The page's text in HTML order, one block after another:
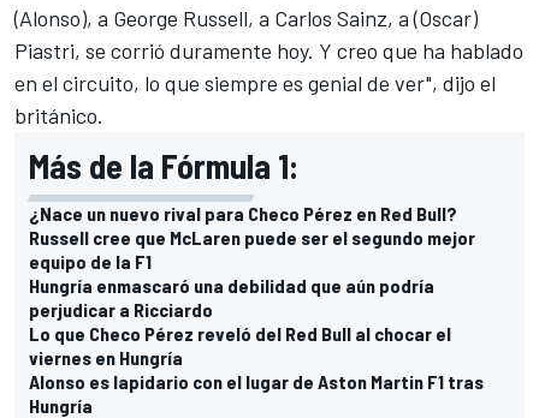
(Alonso), a George Russell, a Carlos Sainz, a (Oscar)
Piastri, se corrió duramente hoy. Y creo que ha hablado
en el circuito, lo que siempre es genial de ver", dijo el
británico.
Más de la Fórmula 1:
¿Nace un nuevo rival para Checo Pérez en Red Bull?
Russell cree que McLaren puede ser el segundo mejor
equipo de la F1
Hungría enmascaró una debilidad que aún podría
perjudicar a Ricciardo
Lo que Checo Pérez reveló del Red Bull al chocar el
viernes en Hungría
Alonso es lapidario con el lugar de Aston Martin F1 tras
Hungría